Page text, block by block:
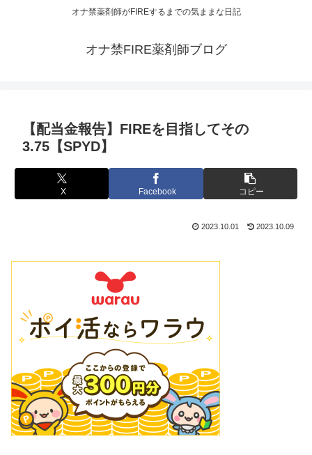
オナ禁薬剤師がFIREするまでの気ままな日記
オナ禁FIRE薬剤師ブログ
【配当金報告】FIREを目指してその
3.75【SPYD】
X Facebook コピー
2023.10.01 2023.10.09